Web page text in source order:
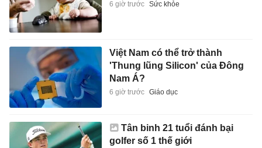
6 giờ trước Sức khỏe
Việt Nam có thể trở thành
'Thung lũng Silicon' của Đông
Nam Á?
6 giờ trước Giáo dục
Tân binh 21 tuổi đánh bại
golfer số 1 thế giới